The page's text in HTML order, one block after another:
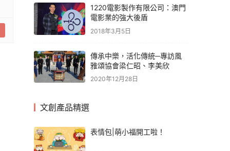
1220電影製作有限公司：澳門
電影業的強大後盾
2018年3月5日
傳承中樂，活化傳統─專訪風
雅頌協會梁仁昭、李美欣
2020年12月28日
文創產品精選
表情包|萌小福開工啦！